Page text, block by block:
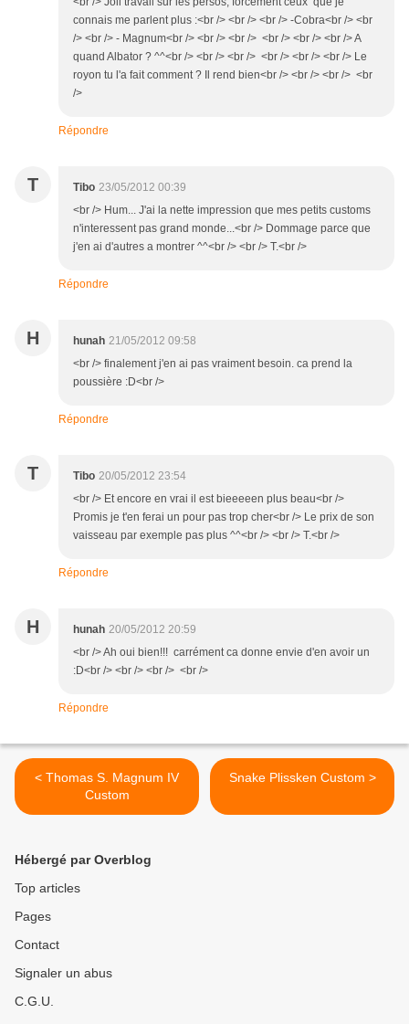
connais me parlent plus :<br /> <br /> <br /> -Cobra<br /> <br
/> <br /> - Magnum<br /> <br /> <br /> <br /> <br /> <br /> A
quand Albator ? ^^<br /> <br /> <br /> <br /> <br /> <br /> Le
royon tu l'a fait comment ? Il rend bien<br /> <br /> <br /> <br
/>
Répondre
T Tibo 23/05/2012 00:39
<br /> Hum... J'ai la nette impression que mes petits customs
n'interessent pas grand monde...<br /> Dommage parce que
j'en ai d'autres a montrer ^^<br /> <br /> T.<br />
Répondre
H hunah 21/05/2012 09:58
<br /> finalement j'en ai pas vraiment besoin. ca prend la
poussière :D<br />
Répondre
T Tibo 20/05/2012 23:54
<br /> Et encore en vrai il est bieeeeen plus beau<br />
Promis je t'en ferai un pour pas trop cher<br /> Le prix de son
vaisseau par exemple pas plus ^^<br /> <br /> T.<br />
Répondre
H hunah 20/05/2012 20:59
<br /> Ah oui bien!!! carrément ca donne envie d'en avoir un
:D<br /> <br /> <br /> <br />
Répondre
< Thomas S. Magnum IV
Custom
Snake Plissken Custom >
Hébergé par Overblog
Top articles
Pages
Contact
Signaler un abus
C.G.U.